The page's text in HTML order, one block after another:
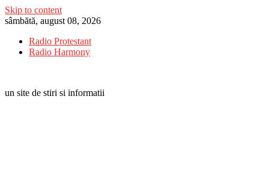
Skip to content
sâmbătă, august 08, 2026
Radio Protestant
Radio Harmony
un site de stiri si informatii